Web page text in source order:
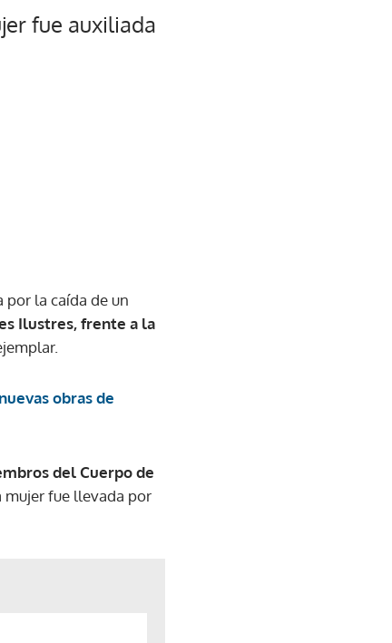
fue auxiliada
por la caída de un
Ilustres, frente a la
obras de
del Cuerpo de
mujer fue llevada por